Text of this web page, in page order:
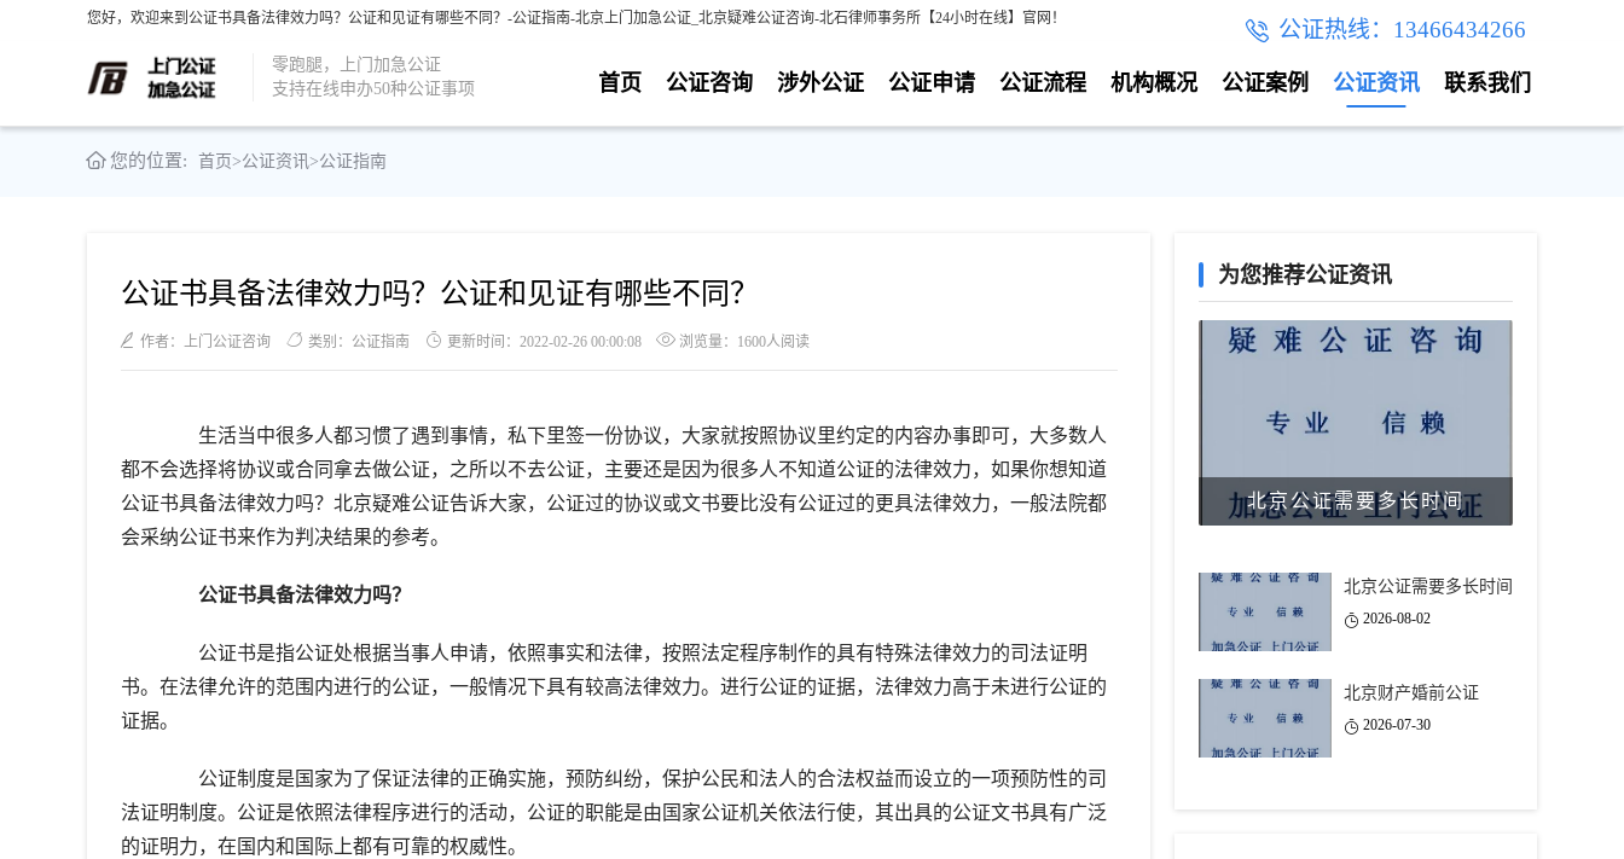
您好，欢迎来到公证书具备法律效力吗？公证和见证有哪些不同？-公证指南-北京上门加急公证_北京疑难公证咨询-北石律师事务所【24小时在线】官网！ 公证热线：13466434266
零跑腿，上门加急公证
支持在线申办50种公证事项
联系我们
公证资讯
公证案例
机构概况
公证流程
公证申请
涉外公证
公证咨询
首页
您的位置: 首页>公证资讯>公证指南
公证书具备法律效力吗？公证和见证有哪些不同？
作者：上门公证咨询 类别：公证指南 更新时间：2022-02-26 00:00:08 浏览量：1600人阅读
生活当中很多人都习惯了遇到事情，私下里签一份协议，大家就按照协议里约定的内容办事即可，大多数人
都不会选择将协议或合同拿去做公证，之所以不去公证，主要还是因为很多人不知道公证的法律效力，如果你想知道
公证书具备法律效力吗？北京疑难公证告诉大家，公证过的协议或文书要比没有公证过的更具法律效力，一般法院都
会采纳公证书来作为判决结果的参考。
公证书具备法律效力吗？
公证书是指公证处根据当事人申请，依照事实和法律，按照法定程序制作的具有特殊法律效力的司法证明
书。在法律允许的范围内进行的公证，一般情况下具有较高法律效力。进行公证的证据，法律效力高于未进行公证的
证据。
公证制度是国家为了保证法律的正确实施，预防纠纷，保护公民和法人的合法权益而设立的一项预防性的司
法证明制度。公证是依照法律程序进行的活动，公证的职能是由国家公证机关依法行使，其出具的公证文书具有广泛
的证明力，在国内和国际上都有可靠的权威性。
为您推荐公证资讯
北京公证需要多长时间
北京公证需要多长时间
2026-08-02
北京财产婚前公证
2026-07-30